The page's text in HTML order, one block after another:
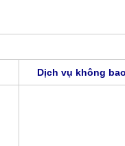
Dịch vụ không